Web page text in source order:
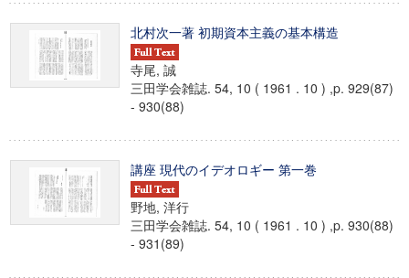
北村次一著 初期資本主義の基本構造
寺尾, 誠
三田学会雑誌. 54, 10 ( 1961 . 10 ) ,p. 929(87)
- 930(88)
講座 現代のイデオロギー 第一巻
野地, 洋行
三田学会雑誌. 54, 10 ( 1961 . 10 ) ,p. 930(88)
- 931(89)